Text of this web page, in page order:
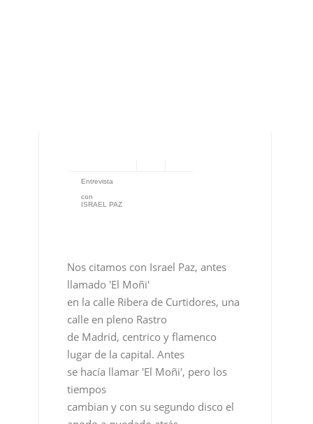
Nos citamos con Israel Paz, antes
llamado 'El Moñi'
lugar de la capital. Antes
se hacía llamar 'El Moñi', pero los
tiempos
cambian y con su segundo disco el
apodo a quedado atrás.
Cantaor madrileño pero que se
expresa en andaluz nos
presenta 'Corazón Flamenco', nuevo
trabajo que cuenta